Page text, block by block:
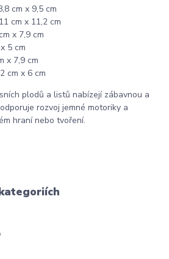
cm x 9,5 cm
cm x 11,2 cm
x 7,9 cm
5 cm
x 7,9 cm
cm x 6 cm
plodů a listů nabízejí zábavnou a
rozvoj jemné motoriky a
hraní nebo tvoření.